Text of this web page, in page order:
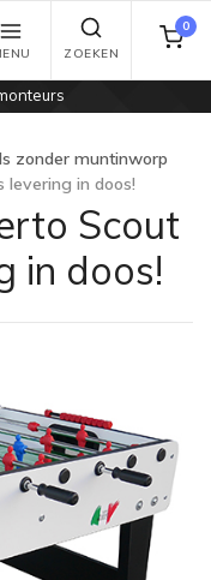
ZOEKEN
0
zonder muntinworp
levering in doos!
Scout
in doos!